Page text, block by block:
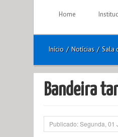
Home
Início / Notícias / Sala
Bandeira
Publicado: Segunda, 01